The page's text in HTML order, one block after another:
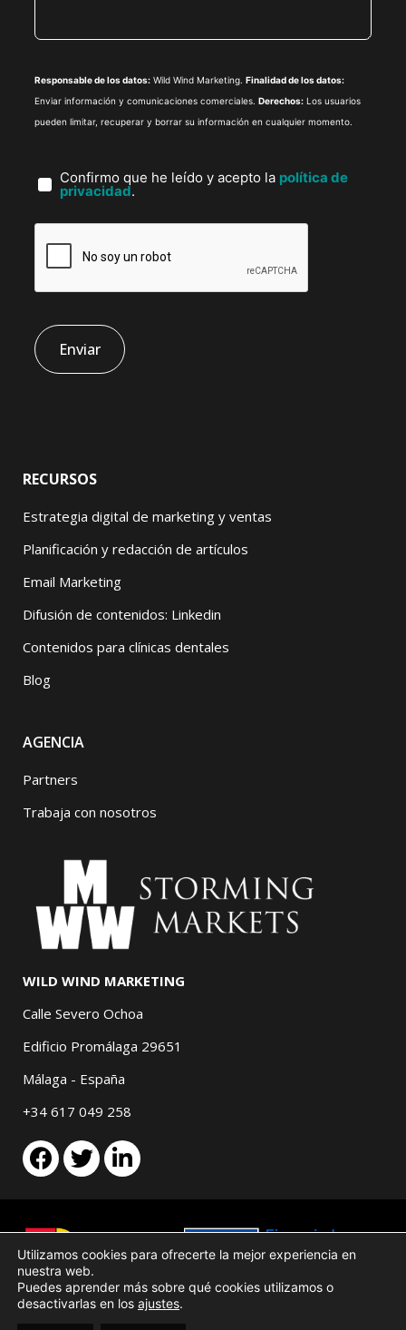
Responsable de los datos: Wild Wind Marketing. Finalidad de los datos:
Enviar información y comunicaciones comerciales. Derechos: Los usuarios
pueden limitar, recuperar y borrar su información en cualquier momento.
Confirmo que he leído y acepto la política de
privacidad.
RECURSOS
Estrategia digital de marketing y ventas
Planificación y redacción de artículos
Email Marketing
Difusión de contenidos: Linkedin
Contenidos para clínicas dentales
Blog
AGENCIA
Partners
Trabaja con nosotros
WILD WIND MARKETING
Calle Severo Ochoa
Edificio Promálaga 29651
Málaga - España
+34 617 049 258
Aviso legal Política de cookies
Utilizamos cookies para ofrecerte la mejor experiencia en
nuestra web.
Puedes aprender más sobre qué cookies utilizamos o
desactivarlas en los ajustes.